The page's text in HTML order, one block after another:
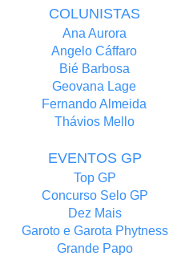
COLUNISTAS
Ana Aurora
Angelo Cáffaro
Bié Barbosa
Geovana Lage
Fernando Almeida
Thávios Mello
EVENTOS GP
Top GP
Concurso Selo GP
Dez Mais
Garoto e Garota Phytness
Grande Papo